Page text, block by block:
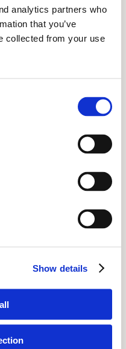
analytics partners who
that you’ve
collected from your use
Show details
mcg dienā)
statusu, lietojiet
ir nepieciešams
daudzumu optimāla
jo augstākai
svārstīties gada laikā.
riska
veikt testu reizi
D vitamīna līmenim